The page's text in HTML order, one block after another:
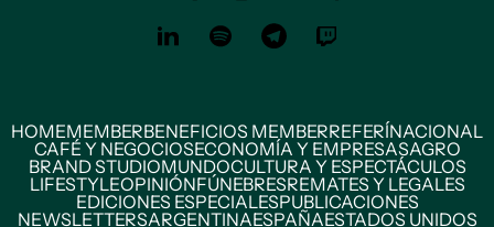
HOMEMEMBERBENEFICIOS MEMBERREFERÍNACIONAL
CAFÉ Y NEGOCIOSECONOMÍA Y EMPRESASAGRO
BRAND STUDIOMUNDOCULTURA Y ESPECTÁCULOS
LIFESTYLEOPINIÓNFÚNEBRESREMATES Y LEGALES
EDICIONES ESPECIALESPUBLICACIONES
NEWSLETTERSARGENTINAESPAÑAESTADOS UNIDOS